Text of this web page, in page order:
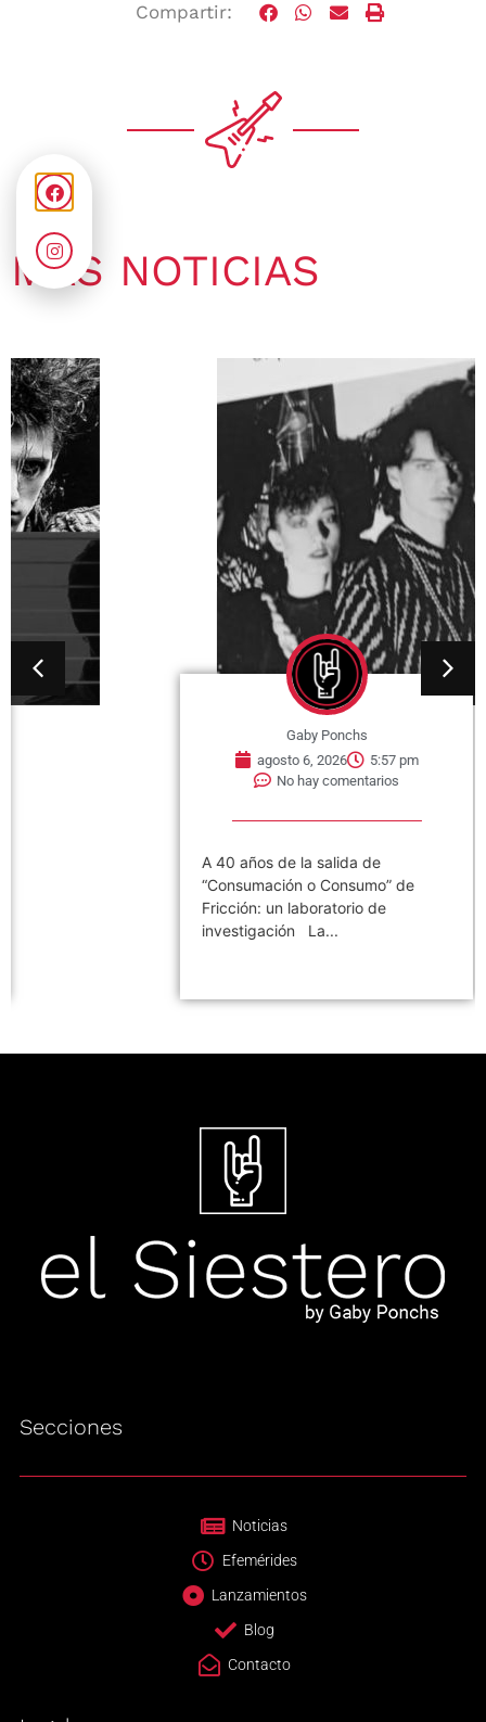
Compartir:
MÁS NOTICIAS
5:57 pm
A 40 años de la salida de
“Consumación o Consumo” de
Fricción: un laboratorio de
Secciones
Noticias
Efemérides
Lanzamientos
Blog
Contacto